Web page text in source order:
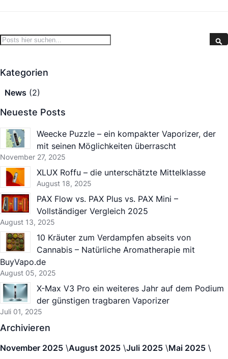
Search
Kategorien
News (2)
Neueste Posts
Weecke Puzzle – ein kompakter Vaporizer, der
mit seinen Möglichkeiten überrascht
November 27, 2025
XLUX Roffu – die unterschätzte Mittelklasse
August 18, 2025
PAX Flow vs. PAX Plus vs. PAX Mini –
Vollständiger Vergleich 2025
August 13, 2025
10 Kräuter zum Verdampfen abseits von
Cannabis – Natürliche Aromatherapie mit
BuyVapo.de
August 05, 2025
X-Max V3 Pro ein weiteres Jahr auf dem Podium
der günstigen tragbaren Vaporizer
Juli 01, 2025
Archivieren
November 2025 August 2025 Juli 2025 Mai 2025